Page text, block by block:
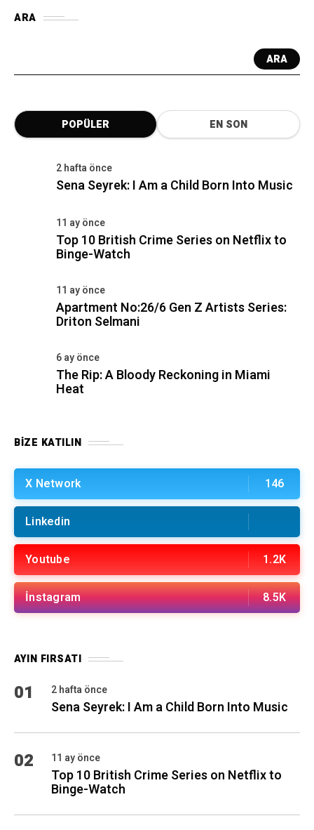
ARA
ARA
POPÜLER EN SON
2 hafta önce
Sena Seyrek: I Am a Child Born Into Music
11 ay önce
Top 10 British Crime Series on Netflix to
Binge-Watch
11 ay önce
Apartment No:26/6 Gen Z Artists Series:
Driton Selmani
6 ay önce
The Rip: A Bloody Reckoning in Miami
Heat
BIZE KATILIN
X Network 146
Linkedin
Youtube 1.2K
İnstagram 8.5K
AYIN FIRSATI
01 2 hafta önce
Sena Seyrek: I Am a Child Born Into Music
02 11 ay önce
Top 10 British Crime Series on Netflix to
Binge-Watch